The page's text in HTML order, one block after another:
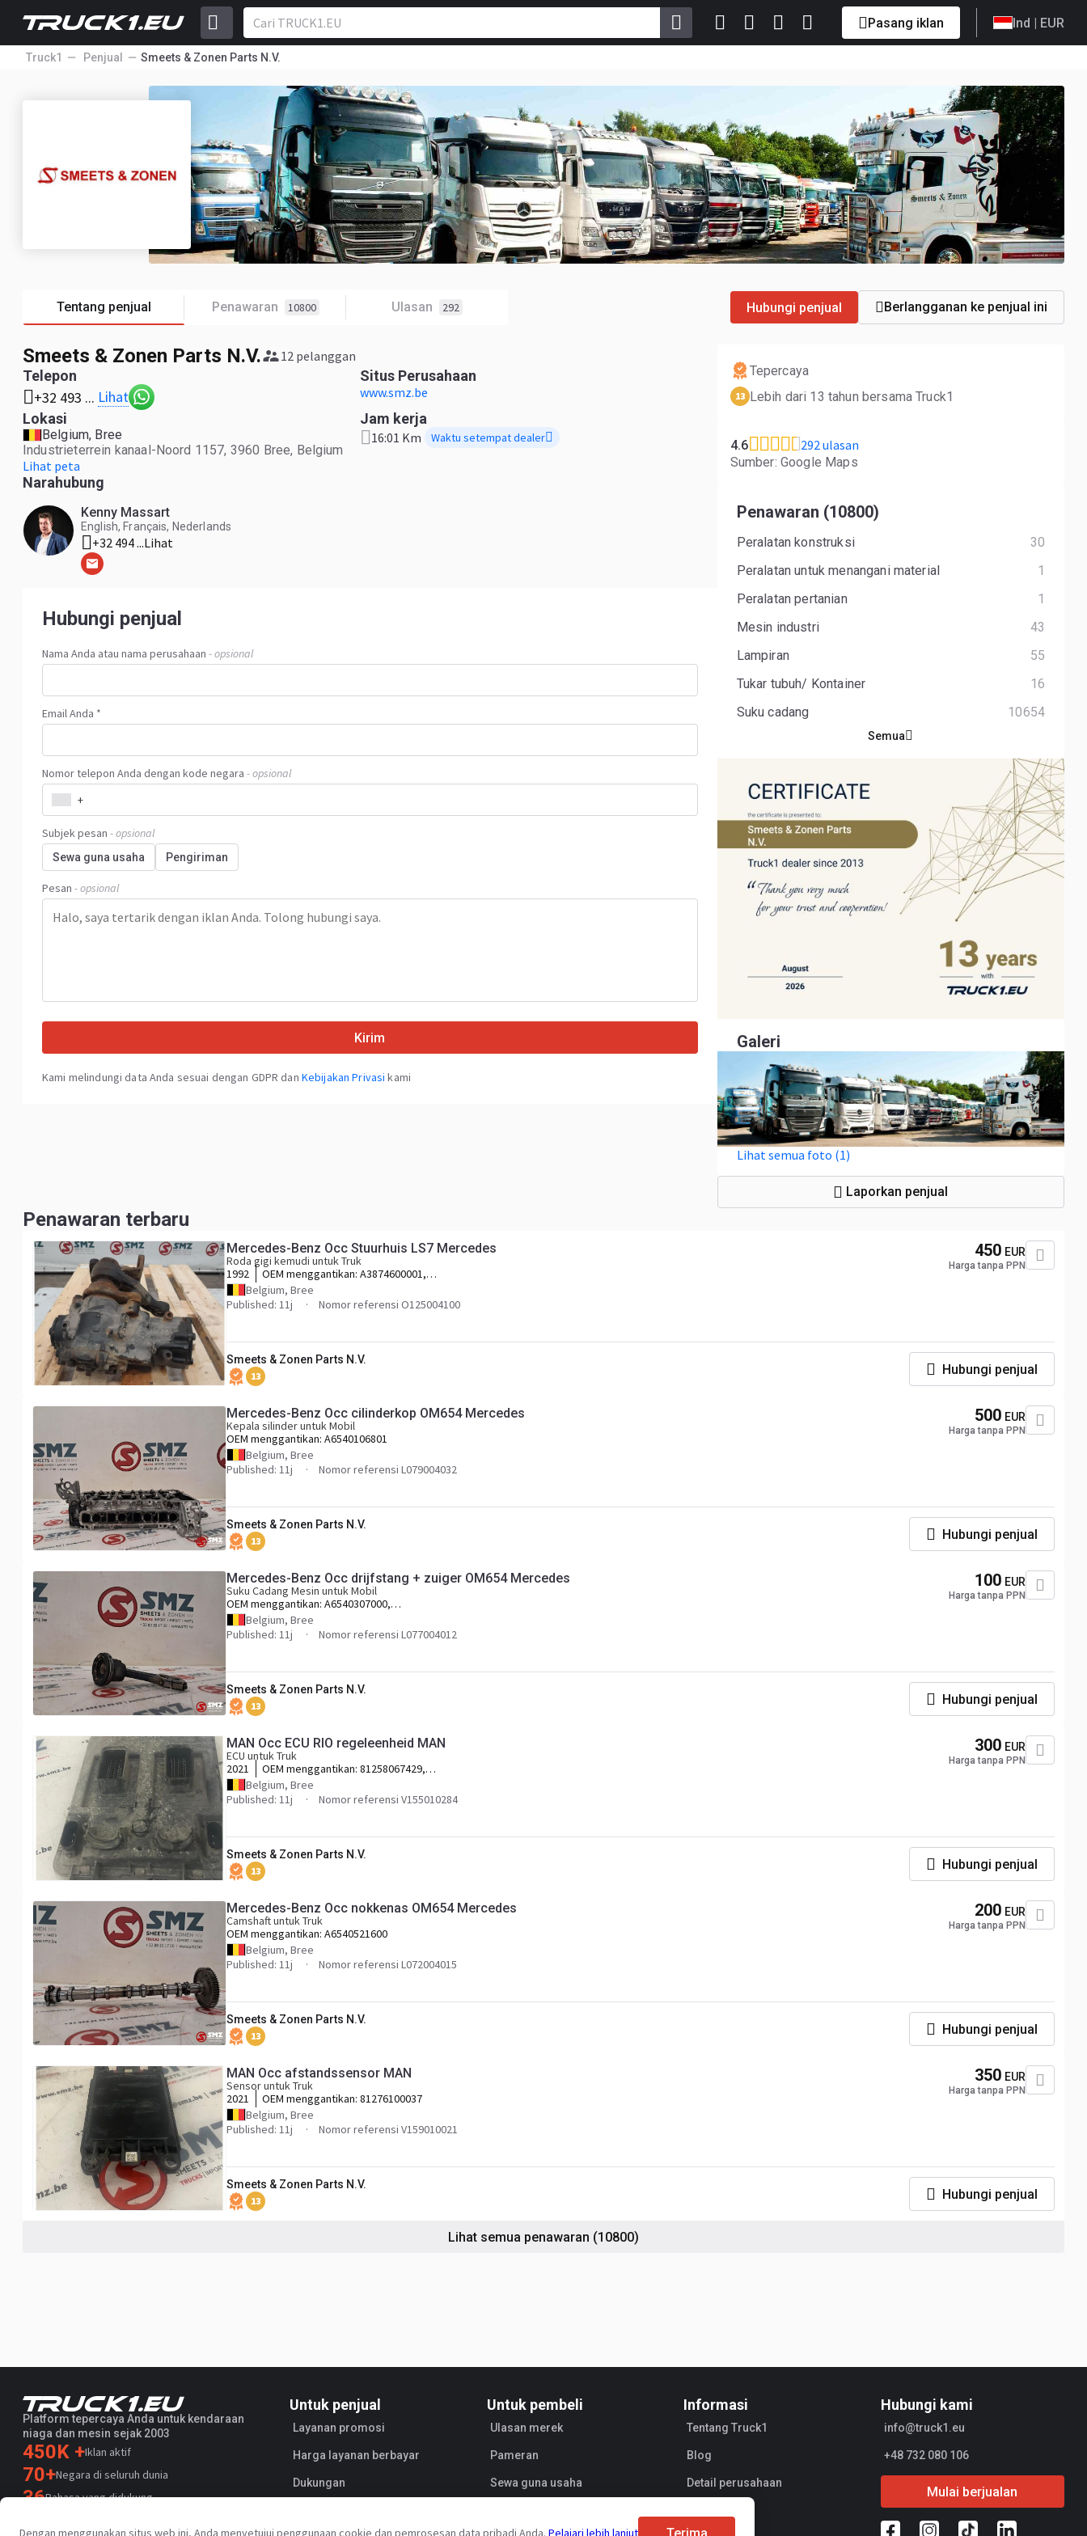
Pasang iklan Ind | EUR
Truck1 Penjual Smeets & Zonen Parts N.V.
Tentang penjual Penawaran 10800 Ulasan 292 Hubungi penjual Berlangganan ke penjual ini
Smeets & Zonen Parts N.V. 12 pelanggan
Telepon
+32 493 ... Lihat
Situs Perusahaan
www.smz.be
Lokasi
Belgium, Bree
Industrieterrein kanaal-Noord 1157, 3960 Bree, Belgium
Lihat peta
Jam kerja
16:01 Km Waktu setempat dealer
Narahubung
Kenny Massart
English, Français, Nederlands
+32 494 ...Lihat
Hubungi penjual
Nama Anda atau nama perusahaan - opsional
Email Anda *
Nomor telepon Anda dengan kode negara - opsional
+
Subjek pesan - opsional
Sewa guna usaha Pengiriman
Pesan - opsional
Kirim
Kami melindungi data Anda sesuai dengan GDPR dan Kebijakan Privasi kami
Tepercaya
13 Lebih dari 13 tahun bersama Truck1
4.6 292 ulasan
Sumber: Google Maps
Penawaran (10800)
Peralatan konstruksi
30
Peralatan untuk menangani material
1
Peralatan pertanian
1
Mesin industri
43
Lampiran
55
Tukar tubuh/ Kontainer
16
Suku cadang
10654
Semua
Galeri
Lihat semua foto (1)
Laporkan penjual
Penawaran terbaru
Mercedes-Benz Occ Stuurhuis LS7 Mercedes
Roda gigi kemudi untuk Truk
1992
OEM menggantikan: A3874600001,
A3874613006
Belgium, Bree
Published: 11j
Nomor referensi O125004100
450 EUR
Harga tanpa PPN
Smeets & Zonen Parts N.V.
13 Hubungi penjual
Mercedes-Benz Occ cilinderkop OM654 Mercedes
Kepala silinder untuk Mobil
OEM menggantikan: A6540106801
Belgium, Bree
Published: 11j
Nomor referensi L079004032
500 EUR
Harga tanpa PPN
Smeets & Zonen Parts N.V.
13 Hubungi penjual
Mercedes-Benz Occ drijfstang + zuiger OM654 Mercedes
Suku Cadang Mesin untuk Mobil
OEM menggantikan: A6540307000,
A6540300517, A65403
Belgium, Bree
Published: 11j
Nomor referensi L077004012
100 EUR
Harga tanpa PPN
Smeets & Zonen Parts N.V.
13 Hubungi penjual
MAN Occ ECU RIO regeleenheid MAN
ECU untuk Truk
2021
OEM menggantikan: 81258067429,
A2C10610104
Belgium, Bree
Published: 11j
Nomor referensi V155010284
300 EUR
Harga tanpa PPN
Smeets & Zonen Parts N.V.
13 Hubungi penjual
Mercedes-Benz Occ nokkenas OM654 Mercedes
Camshaft untuk Truk
OEM menggantikan: A6540521600
Belgium, Bree
Published: 11j
Nomor referensi L072004015
200 EUR
Harga tanpa PPN
Smeets & Zonen Parts N.V.
13 Hubungi penjual
MAN Occ afstandssensor MAN
Sensor untuk Truk
2021
OEM menggantikan: 81276100037
Belgium, Bree
Published: 11j
Nomor referensi V159010021
350 EUR
Harga tanpa PPN
Smeets & Zonen Parts N.V.
13 Hubungi penjual
Lihat semua penawaran (10800)
Platform tepercaya Anda untuk kendaraan
niaga dan mesin sejak 2003
450K +Iklan aktif
70+Negara di seluruh dunia
36Bahasa yang didukung
Untuk penjual
Layanan promosi
Harga layanan berbayar
Dukungan
Untuk pembeli
Ulasan merek
Pameran
Sewa guna usaha
Informasi
Tentang Truck1
Blog
Detail perusahaan
Hubungi kami
info@truck1.eu
+48 732 080 106
Mulai berjualan
Dengan menggunakan situs web ini, Anda menyetujui penggunaan cookie dan pemrosesan data pribadi Anda. Pelajari lebih lanjut Terima